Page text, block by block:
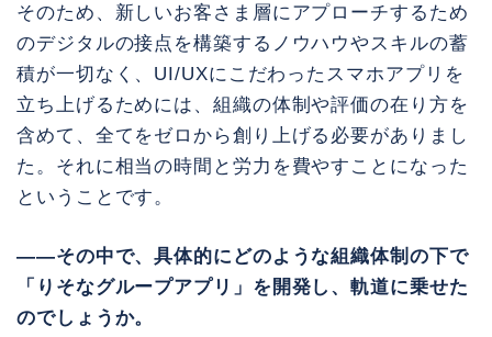
そのため、新しいお客さま層にアプローチするため
のデジタルの接点を構築するノウハウやスキルの蓄
積が一切なく、UI/UXにこだわったスマホアプリを
立ち上げるためには、組織の体制や評価の在り方を
含めて、全てをゼロから創り上げる必要がありまし
た。それに相当の時間と労力を費やすことになった
ということです。
――その中で、具体的にどのような組織体制の下で
「りそなグループアプリ」を開発し、軌道に乗せた
のでしょうか。